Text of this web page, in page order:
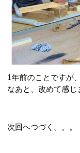
1年前のことですが
なあと、改めて感じ
次回へつづく。。。